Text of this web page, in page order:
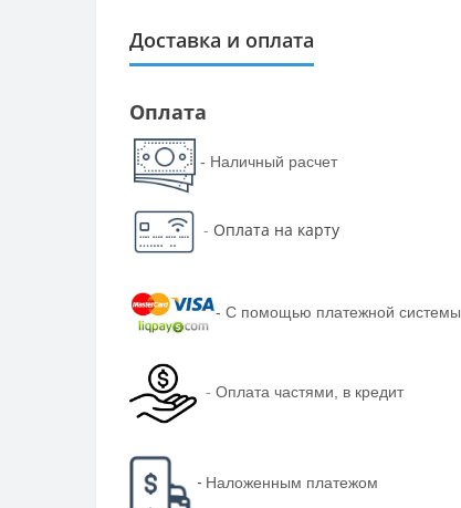
Доставка и оплата
Оплата
- Наличный расчет
- Оплата на карту
- С помощью платежной системы
- Оплата частями, в кредит
- Наложенным платежом